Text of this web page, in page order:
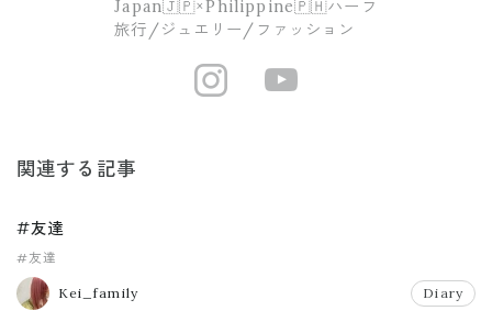
Japan🇯🇵×Philippine🇵🇭ハーフ
旅行/ジュエリー/ファッション
https://
関連する記事
#友達
#友達
Kei_family Diary